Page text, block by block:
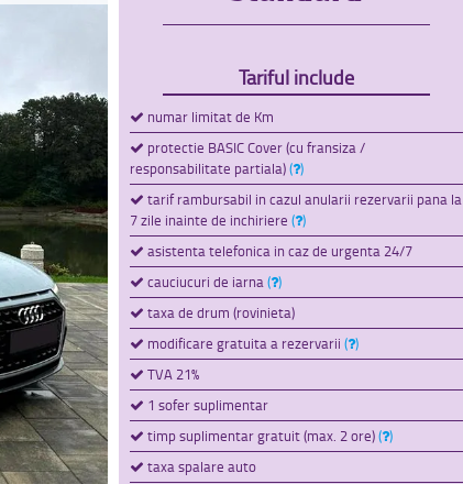
Tariful include
numar limitat de Km
protectie BASIC Cover (cu fransiza /
responsabilitate partiala)( )
tarif rambursabil in cazul anularii rezervarii pana la
7 zile inainte de inchiriere( )
asistenta telefonica in caz de urgenta 24/7
cauciucuri de iarna( )
taxa de drum (rovinieta)
modificare gratuita a rezervarii( )
TVA 21%
1 sofer suplimentar
timp suplimentar gratuit (max. 2 ore)( )
taxa spalare auto